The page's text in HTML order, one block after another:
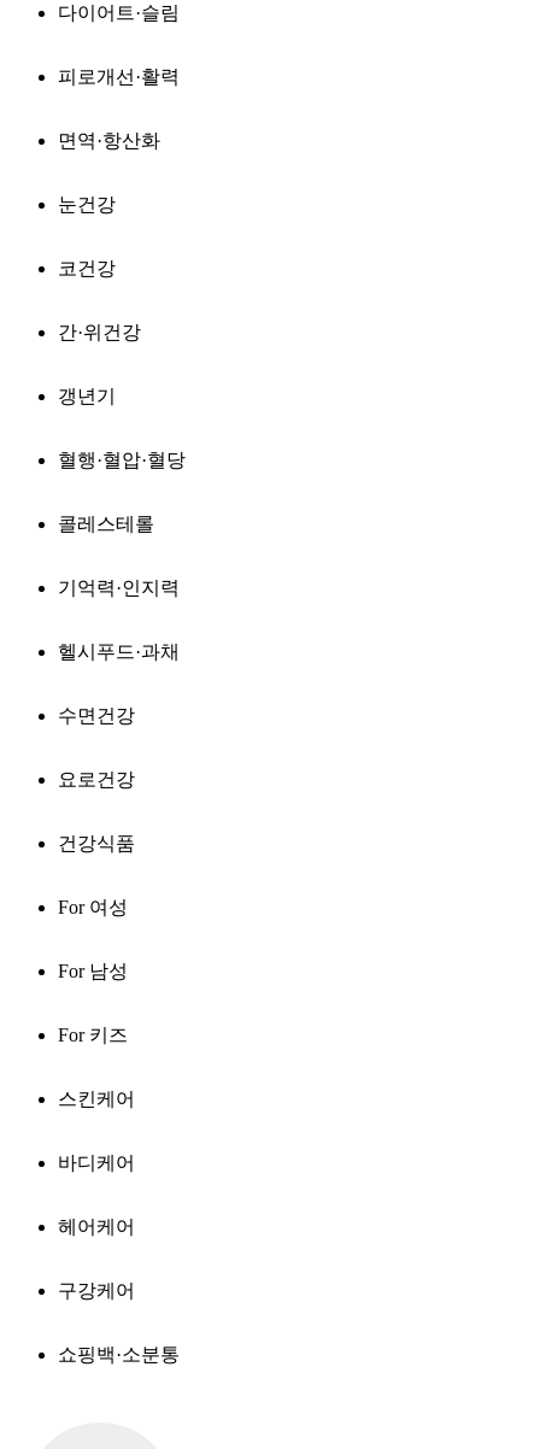
다이어트·슬림
피로개선·활력
면역·항산화
눈건강
코건강
간·위건강
갱년기
혈행·혈압·혈당
콜레스테롤
기억력·인지력
헬시푸드·과채
수면건강
요로건강
건강식품
For 여성
For 남성
For 키즈
스킨케어
바디케어
헤어케어
구강케어
쇼핑백·소분통